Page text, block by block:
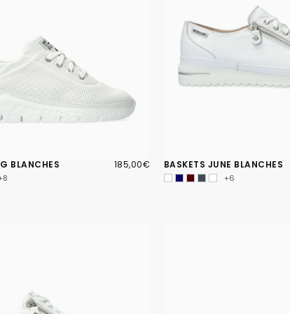
BLANCHES 185,00€
PRIX
185,00€ BASKETS JUNE BLANCHES
+6